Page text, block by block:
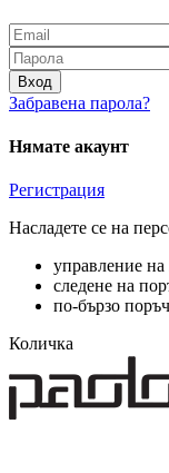
Вход
Забравена парола?
Нямате акаунт
Регистрация
Насладете се на
управление
следене на
по-бързо
Количка